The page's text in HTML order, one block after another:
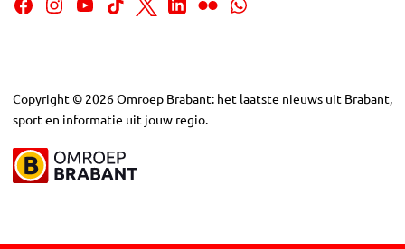
Copyright © 2026Omroep Brabant: het laatste nieuws uit Brabant,
sport en informatie uit jouw regio.